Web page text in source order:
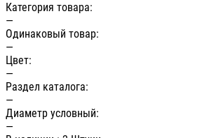
Категория товара:
—
Одинаковый товар:
—
Цвет:
—
Раздел каталога:
—
Диаметр условный:
—